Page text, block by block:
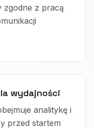
zgodne z pracą
wydajności
analitykę i
przed startem